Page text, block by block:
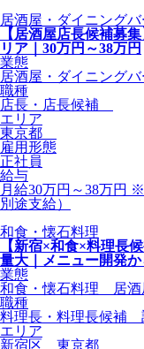
居酒屋・ダイニングバ
【居酒屋店長候補募
リア｜30万円～38万円
業態
居酒屋・ダイニング
職種
店長・店長候補
エリア
東京都
雇用形態
正社員
給与
月給30万円～38万円
別途支給）
和食・懐石料理
【新宿×和食×料理長
量大｜メニュー開発
業態
和食・懐石料理 居
職種
料理長・料理長候補
エリア
新宿区 東京都